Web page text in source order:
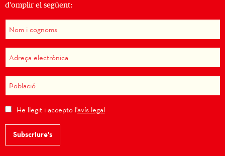
d'omplir el següent:
He llegit i accepto l'avís legal
Subscriure's